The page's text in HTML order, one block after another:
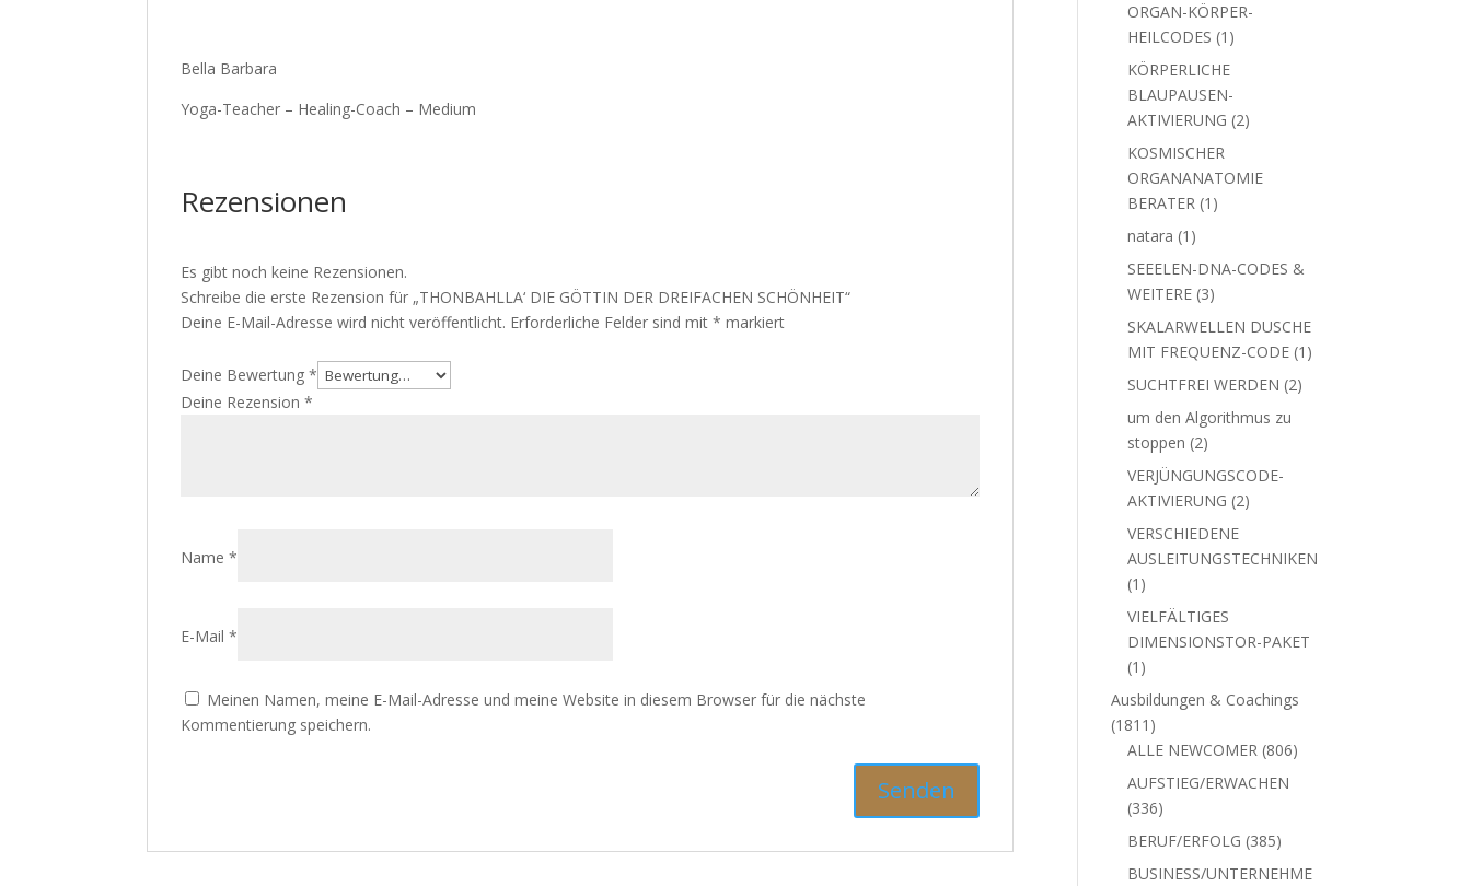
Bella Barbara
Yoga-Teacher – Healing-Coach – Medium
Rezensionen
Es gibt noch keine Rezensionen.
Schreibe die erste Rezension für „THONBAHLLA‘ DIE GÖTTIN DER DREIFACHEN SCHÖNHEIT“
Deine E-Mail-Adresse wird nicht veröffentlicht. Erforderliche Felder sind mit* markiert
Deine Bewertung*
Deine Rezension*
Name*
E-Mail*
Meinen Namen, meine E-Mail-Adresse und meine Website in diesem Browser für die nächste
Kommentierung speichern.
ORGAN-KÖRPER-
HEILCODES 1 1
Produkt
KÖRPERLICHE
BLAUPAUSEN-
AKTIVIERUNG 22
KOSMISCHER
ORGANANATOMIE
BERATER 1 1
natara 1 1
Produkt
SEEELEN-DNA-CODES &
WEITERE 33
Produkte
SKALARWELLEN DUSCHE
MIT FREQUENZ-CODE 1 1
SUCHTFREI WERDEN 22
um den Algorithmus zu
stoppen 22
Produkte
VERJÜNGUNGSCODE-
AKTIVIERUNG 22
VERSCHIEDENE
AUSLEITUNGSTECHNIKEN
1 1
Produkt
VIELFÄLTIGES
DIMENSIONSTOR-PAKET
1 1
Produkt
Ausbildungen & Coachings
1811 1811
Produkte
ALLE NEWCOMER 806806
AUFSTIEG/ERWACHEN
336336
Produkte
BERUF/ERFOLG 385385
Produkte
BUSINESS/UNTERNEHME